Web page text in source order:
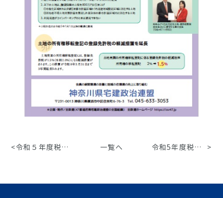
< 令和５年度税制改正大綱のポイント 一覧へ 令和5年度税制改正に関する要望活動について (4) >